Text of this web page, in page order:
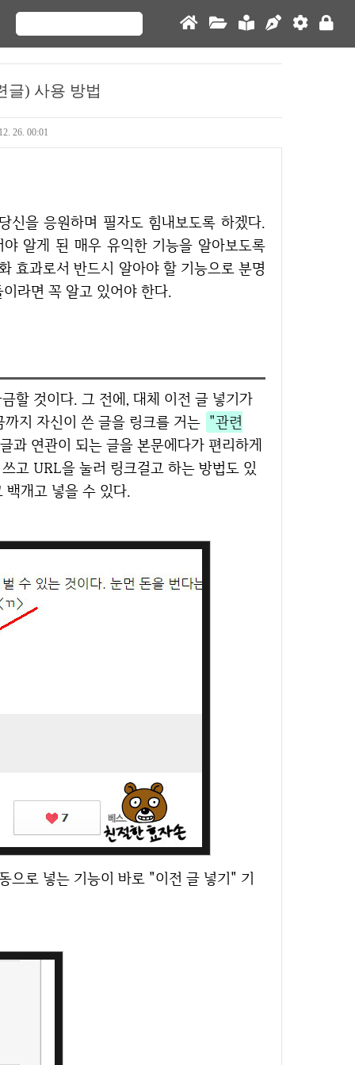
글) 사용 방법
26. 00:01
알게 된 매우 유익한 기능을 알아보도록
효과로서 반드시 알아야 할 기능으로 분명
라면 꼭 알고 있어야 한다.
지 자신이 쓴 글을 링크를 거는 "관련
과 연관이 되는 글을 본문에다가 편리하게
고 URL을 눌러 링크걸고 하는 방법도 있
백개고 넣을 수 있다.